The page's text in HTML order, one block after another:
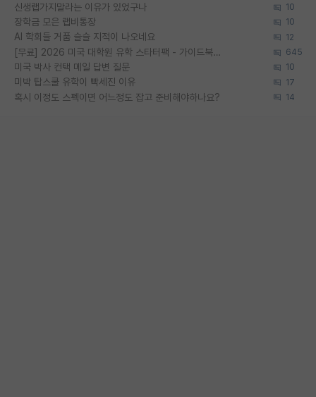
신생랩가지말라는 이유가 있었구나 10
장학금 모은 랩비통장 10
AI 학회들 거품 슬슬 지적이 나오네요 12
[무료] 2026 미국 대학원 유학 스타터팩 - 가이드북 & 합격자 컨택메일 템플릿 645
미국 박사 컨택 메일 답변 질문 10
미박 탑스쿨 유학이 빡세진 이유 17
혹시 이정도 스펙이면 어느정도 잡고 준비해야하나요? 14